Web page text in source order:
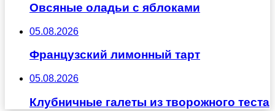
Овсяные оладьи с яблоками
05.08.2026
Французский лимонный тарт
05.08.2026
Клубничные галеты из творожного теста